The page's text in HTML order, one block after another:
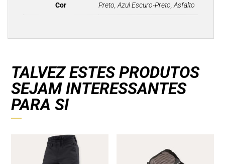
Cor Preto, Azul Escuro-Preto, Asfalto
TALVEZ ESTES PRODUTOS
SEJAM INTERESSANTES
PARA SI